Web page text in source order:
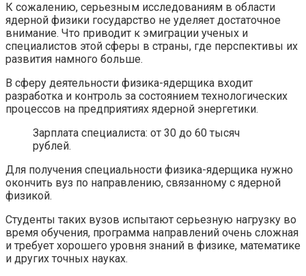
К сожалению, серьезным исследованиям в области
ядерной физики государство не уделяет достаточное
внимание. Что приводит к эмиграции ученых и
специалистов этой сферы в страны, где перспективы их
развития намного больше.
В сферу деятельности физика-ядерщика входит
разработка и контроль за состоянием технологических
процессов на предприятиях ядерной энергетики.
Зарплата специалиста: от 30 до 60 тысяч
рублей.
Для получения специальности физика-ядерщика нужно
окончить вуз по направлению, связанному с ядерной
физикой.
Студенты таких вузов испытают серьезную нагрузку во
время обучения, программа направлений очень сложная
и требует хорошего уровня знаний в физике, математике
и других точных науках.